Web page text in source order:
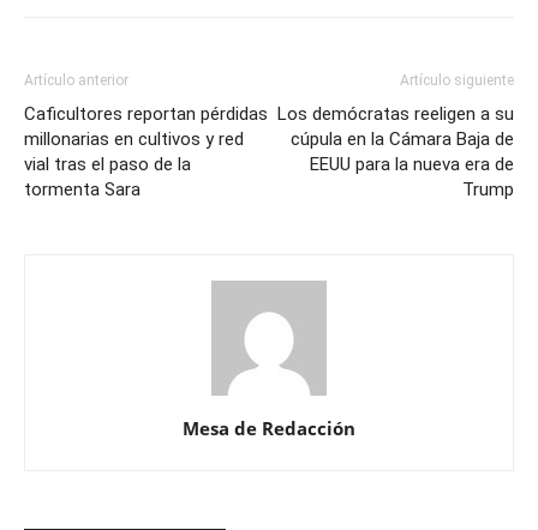
Artículo anterior
Caficultores reportan pérdidas
millonarias en cultivos y red
vial tras el paso de la
tormenta Sara
Artículo siguiente
Los demócratas reeligen a su
cúpula en la Cámara Baja de
EEUU para la nueva era de
Trump
Mesa de Redacción